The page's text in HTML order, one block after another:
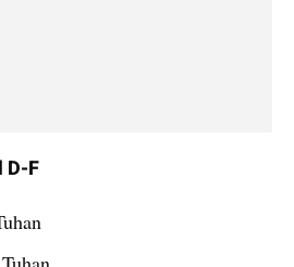
D-F